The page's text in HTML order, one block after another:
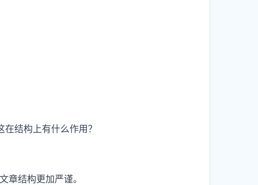
结构上有什么作用？
章结构更加严谨。